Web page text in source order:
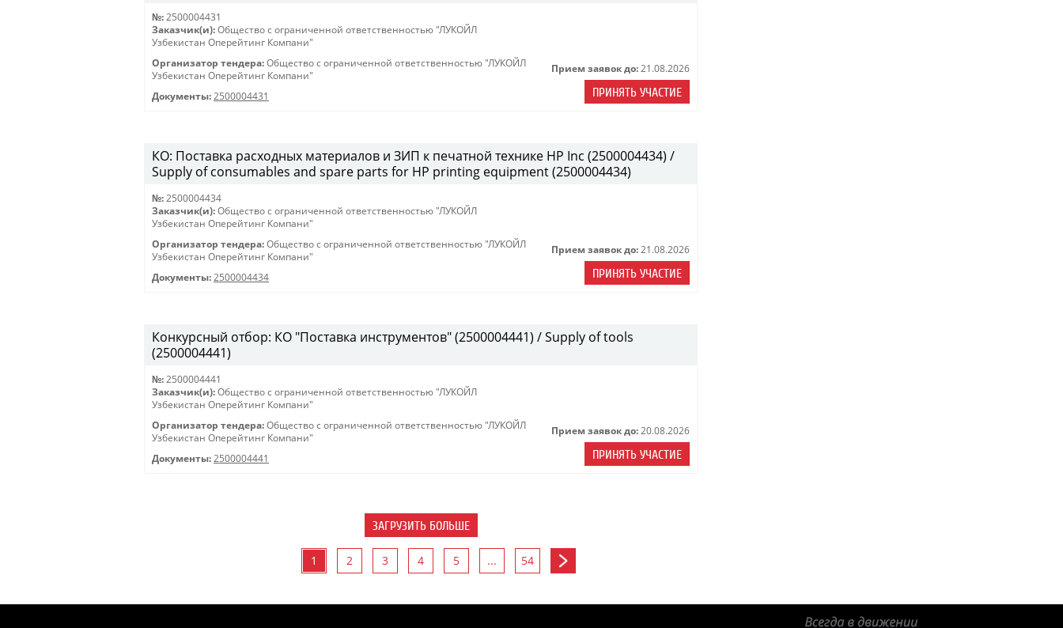
№: 2500004431
Заказчик(и): Общество с ограниченной ответственностью "ЛУКОЙЛ
Узбекистан Оперейтинг Компани"
Организатор тендера: Общество с ограниченной ответственностью "ЛУКОЙЛ
Узбекистан Оперейтинг Компани"
Документы: 2500004431
Прием заявок до: 21.08.2026
ПРИНЯТЬ УЧАСТИЕ
КО: Поставка расходных материалов и ЗИП к печатной технике HP Inc (2500004434) /
Supply of consumables and spare parts for HP printing equipment (2500004434)
№: 2500004434
Заказчик(и): Общество с ограниченной ответственностью "ЛУКОЙЛ
Узбекистан Оперейтинг Компани"
Организатор тендера: Общество с ограниченной ответственностью "ЛУКОЙЛ
Узбекистан Оперейтинг Компани"
Документы: 2500004434
Прием заявок до: 21.08.2026
ПРИНЯТЬ УЧАСТИЕ
Конкурсный отбор: КО "Поставка инструментов" (2500004441) / Supply of tools
(2500004441)
№: 2500004441
Заказчик(и): Общество с ограниченной ответственностью "ЛУКОЙЛ
Узбекистан Оперейтинг Компани"
Организатор тендера: Общество с ограниченной ответственностью "ЛУКОЙЛ
Узбекистан Оперейтинг Компани"
Документы: 2500004441
Прием заявок до: 20.08.2026
ПРИНЯТЬ УЧАСТИЕ
ЗАГРУЗИТЬ БОЛЬШЕ
1 2 3 4 5 ... 54